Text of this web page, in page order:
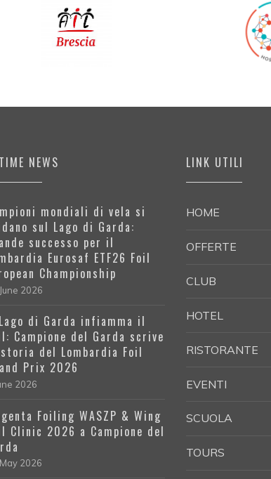
NEWS
mondiali di vela si
sul Lago di Garda:
successo per il
Eurosaf ETF26 Foil
Championship
2026
di Garda infiamma il
Campione del Garda scrive
del Lombardia Foil
Prix 2026
2026
Foiling WASZP & Wing
Clinic 2026 a Campione del
2026
LINK UTILI
HOME
OFFERTE
CLUB
HOTEL
RISTORANTE
EVENTI
SCUOLA
TOURS